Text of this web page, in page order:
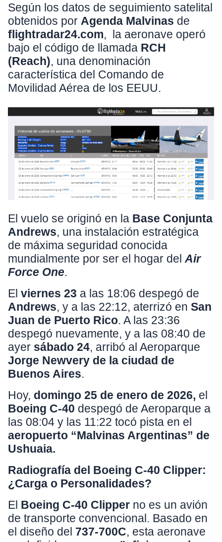
Según los datos de seguimiento satelital
obtenidos por Agenda Malvinas de
flightradar24.com, la aeronave operó
bajo el código de llamada RCH
(Reach), una denominación
característica del Comando de
Movilidad Aérea de los EEUU.
El vuelo se originó en la Base Conjunta
Andrews, una instalación estratégica
de máxima seguridad conocida
mundialmente por ser el hogar del Air
Force One.
El viernes 23 a las 18:06 despegó de
Andrews, y a las 22:12, aterrizó en San
Juan de Puerto Rico. A las 23:36
despegó nuevamente, y a las 08:40 de
ayer sábado 24, arribó al Aeroparque
Jorge Newvery de la ciudad de
Buenos Aires.
Hoy, domingo 25 de enero de 2026, el
Boeing C-40 despegó de Aeroparque a
las 08:04 y las 11:22 tocó pista en el
aeropuerto “Malvinas Argentinas” de
Ushuaia.
Radiografía del Boeing C-40 Clipper:
¿Carga o Personalidades?
El Boeing C-40 Clipper no es un avión
de transporte convencional. Basado en
el diseño del 737-700C, esta aeronave